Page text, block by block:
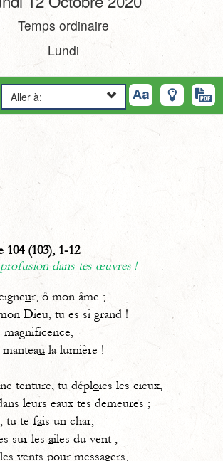
Temps ordinaire
Lundi
Aller à:
104 (103), 1-12
dans tes œuvres !
ur, ô mon âme ;
Dieu, tu es si grand !
magnificence,
u la lumière !
tenture, tu déploies les cieux,
leurs eaux tes demeures ;
tu te fais un char,
sur les ailes du vent ;
vents pour messagers,